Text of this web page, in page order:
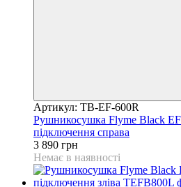
Артикул: TB-EF-600R
Рушникосушка Flyme Black
підключення справа
3 890 грн
Немає в наявності